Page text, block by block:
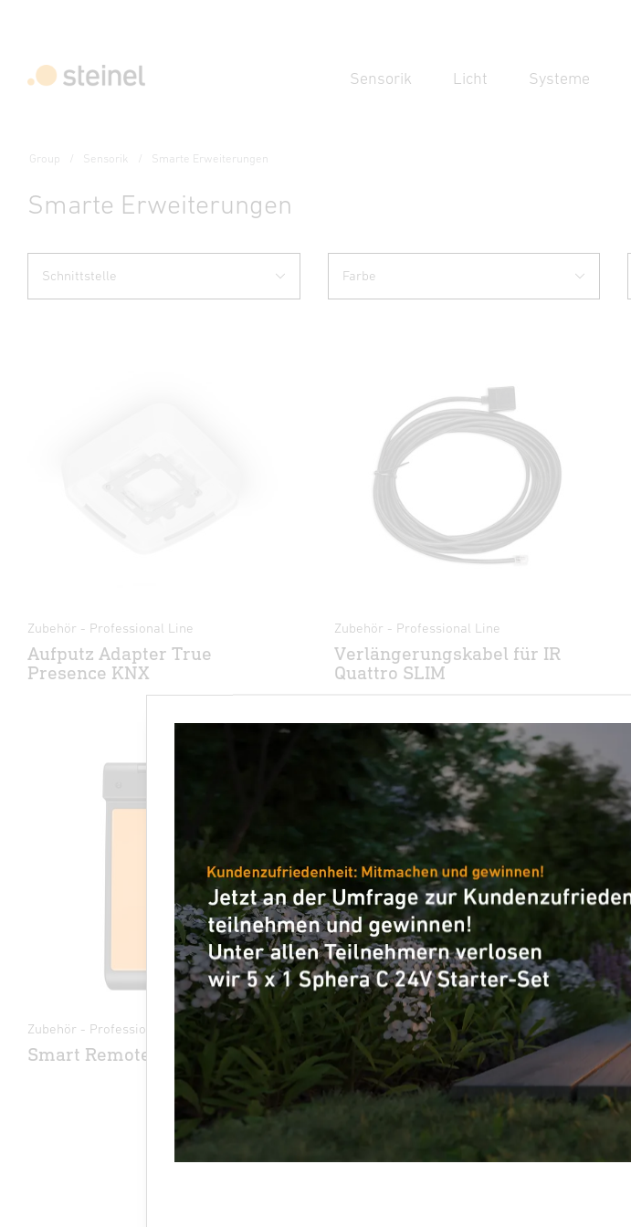
Sensorik Licht Systeme
Group Sensorik Smarte Erweiterungen
Smarte Erweiterungen
Schnittstelle Farbe
Zubehör - Professional Line
Aufputz Adapter True
Presence KNX
Zubehör - Professional Line
Verlängerungskabel für IR
Quattro SLIM
Zubehör - Professional Line
Smart Remote
Dämmerungsschalter
NightMatic 3000 Vario